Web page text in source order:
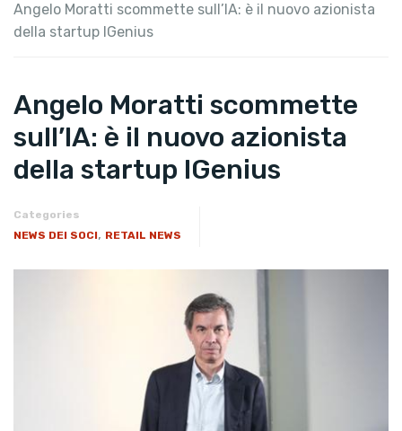
Angelo Moratti scommette sull’IA: è il nuovo azionista
della startup IGenius
Angelo Moratti scommette
sull’IA: è il nuovo azionista
della startup IGenius
Categories
NEWS DEI SOCI, RETAIL NEWS